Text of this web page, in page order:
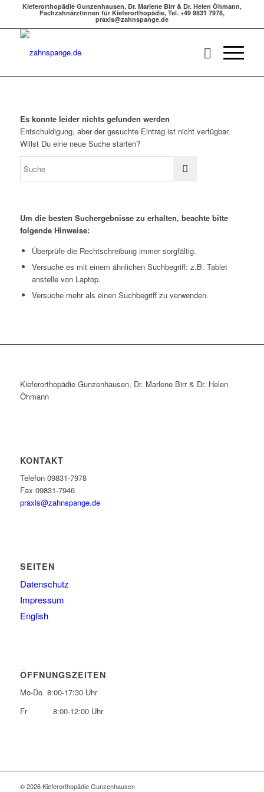
Kieferorthopädie Gunzenhausen, Dr. Marlene Birr & Dr. Helen Öhmann,
Fachzahnärztinnen für Kieferorthopädie, Tel. +49 9831 7978,
praxis@zahnspange.de
Es konnte leider nichts gefunden werden
Entschuldigung, aber der gesuchte Eintrag ist nicht verfügbar.
Willst Du eine neue Suche starten?
Um die besten Suchergebnisse zu erhalten, beachte bitte
folgende Hinweise:
Überprüfe die Rechtschreibung immer sorgfältig.
Versuche es mit einem ähnlichen Suchbegriff: z.B. Tablet
anstelle von Laptop.
Versuche mehr als einen Suchbegriff zu verwenden.
Kieferorthopädie Gunzenhausen, Dr. Marlene Birr & Dr. Helen
Öhmann
KONTAKT
Telefon 09831-7978
Fax 09831-7946
praxis@zahnspange.de
SEITEN
Datenschutz
Impressum
English
ÖFFNUNGSZEITEN
Mo-Do 8:00-17:30 Uhr
Fr 8:00-12:00 Uhr
© 2026 Kieferorthopädie Gunzenhausen